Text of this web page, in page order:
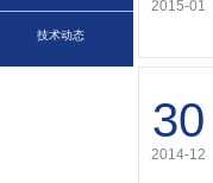
技术动态
2015-01
30
2014-12